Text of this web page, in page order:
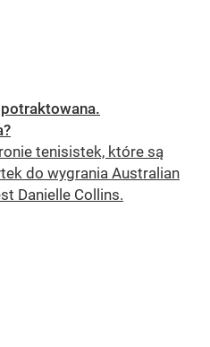
tenisistek, które są
do wygrania Australian
Danielle Collins.